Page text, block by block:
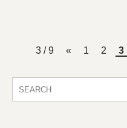
3 / 9 « 1 2 3